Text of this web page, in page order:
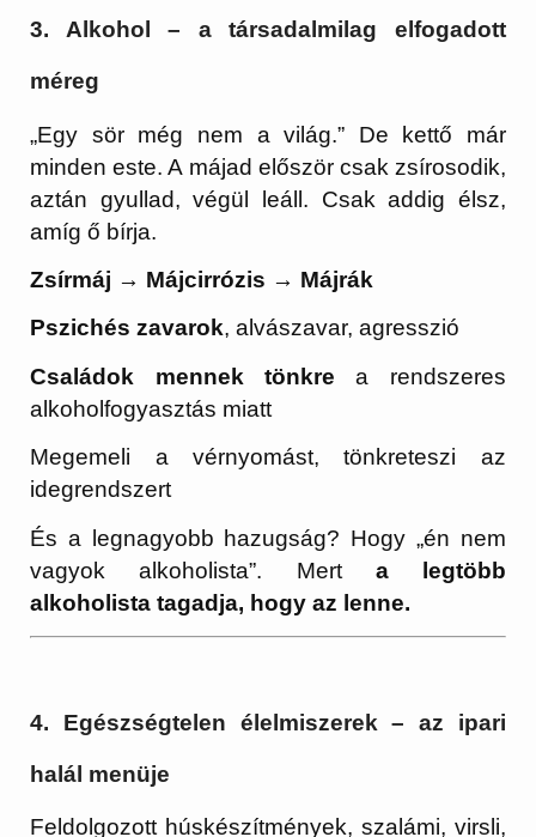
3. Alkohol – a társadalmilag elfogadott
méreg
„Egy sör még nem a világ.” De kettő már
minden este. A májad először csak zsírosodik,
aztán gyullad, végül leáll. Csak addig élsz,
amíg ő bírja.
Zsírmáj → Májcirrózis → Májrák
Pszichés zavarok, alvászavar, agresszió
Családok mennek tönkre a rendszeres
alkoholfogyasztás miatt
Megemeli a vérnyomást, tönkreteszi az
idegrendszert
És a legnagyobb hazugság? Hogy „én nem
vagyok alkoholista”. Mert a legtöbb
alkoholista tagadja, hogy az lenne.
4. Egészségtelen élelmiszerek – az ipari
halál menüje
Feldolgozott húskészítmények, szalámi, virsli,